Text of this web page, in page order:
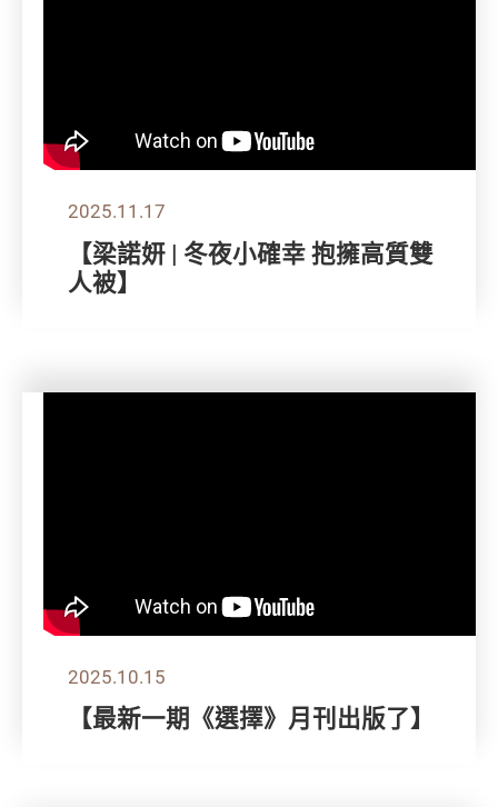
2025.11.17
【梁諾妍 | 冬夜小確幸 抱擁高質雙
人被】
2025.10.15
【最新一期《選擇》月刊出版了】